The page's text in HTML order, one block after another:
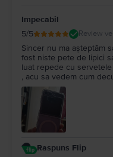
Impecabil
5/5 Review
Sincer nu ma așteptăm
fost niste pete de lipici
luat repede cu
, acu sa vedem cum
Raspuns Flip